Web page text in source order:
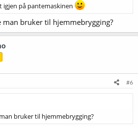
igjen på pantemaskinen
man bruker til hjemmebrygging?
#6
bruker til hjemmebrygging?